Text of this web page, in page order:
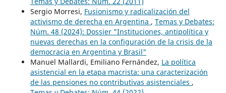
Sergio Morresi, Fusionismo y radicalización del
activismo de derecha en Argentina , Temas y Debates:
Núm. 48 (2024): Dossier "Instituciones, antipolítica y
nuevas derechas en la configuración de la crisis de la
democracia en Argentina y Brasil"
Manuel Mallardi, Emiliano Fernández, La política
asistencial en la etapa macrista: una caracterización
de las pensiones no contributivas asistenciales ,